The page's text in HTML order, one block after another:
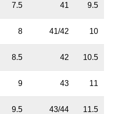
9.5
41
7.5
10
41/42
8
10.5
42
8.5
11
43
9
11.5
43/44
9.5